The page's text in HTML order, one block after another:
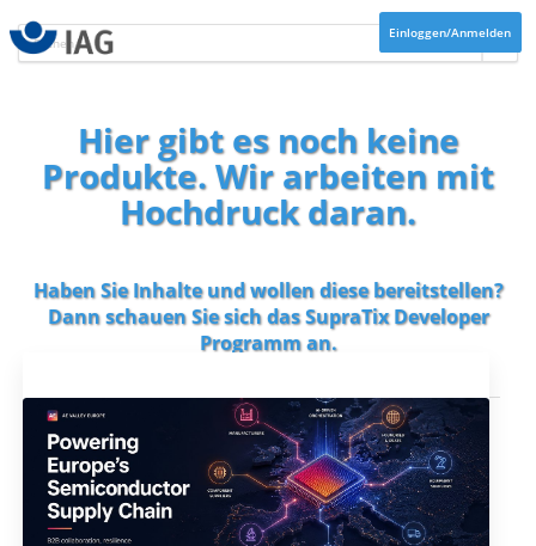
Einloggen/Anmelden
Hier gibt es noch keine
Produkte. Wir arbeiten mit
Hochdruck daran.
Haben Sie Inhalte und wollen diese bereitstellen?
Dann schauen Sie sich dasSupraTix Developer
Programman.